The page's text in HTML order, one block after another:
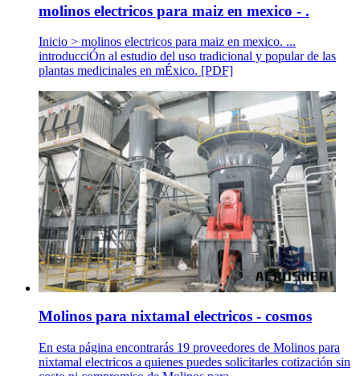
molinos electricos para maiz en mexico - .
Inicio > molinos electricos para maiz en mexico. ...
introducciÓn al estudio del uso tradicional y popular de las
plantas medicinales en mÉxico. [PDF]
Molinos para nixtamal electricos - cosmos
En esta página encontrarás 19 proveedores de Molinos para
nixtamal electricos a quienes puedes solicitarles cotización sin